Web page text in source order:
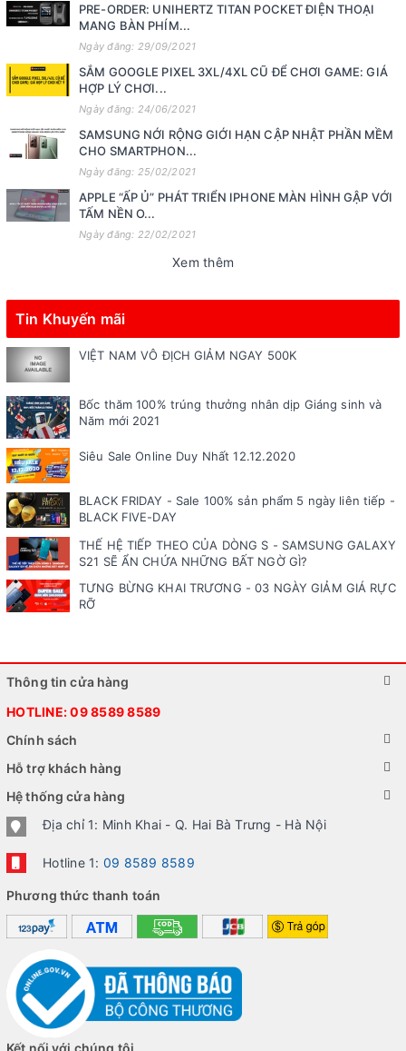
PRE-ORDER: UNIHERTZ TITAN POCKET ĐIỆN THOẠI
MANG BÀN PHÍM...
Ngày đăng: 29/09/2021
SẮM GOOGLE PIXEL 3XL/4XL CŨ ĐỂ CHƠI GAME: GIÁ
HỢP LÝ CHƠI...
Ngày đăng: 24/06/2021
SAMSUNG NỚI RỘNG GIỚI HẠN CẬP NHẬT PHẦN MỀM
CHO SMARTPHON...
Ngày đăng: 25/02/2021
APPLE “ẤP Ủ” PHÁT TRIỂN IPHONE MÀN HÌNH GẬP VỚI
TẤM NỀN O...
Ngày đăng: 22/02/2021
Xem thêm
Tin Khuyến mãi
VIỆT NAM VÔ ĐỊCH GIẢM NGAY 500K
Bốc thăm 100% trúng thưởng nhân dịp Giáng sinh và
Năm mới 2021
Siêu Sale Online Duy Nhất 12.12.2020
BLACK FRIDAY - Sale 100% sản phẩm 5 ngày liên tiếp -
BLACK FIVE-DAY
THẾ HỆ TIẾP THEO CỦA DÒNG S - SAMSUNG GALAXY
S21 SẼ ẨN CHỨA NHỮNG BẤT NGỜ GÌ?
TƯNG BỪNG KHAI TRƯƠNG - 03 NGÀY GIẢM GIÁ RỰC
RỠ
Thông tin cửa hàng
HOTLINE:09 8589 8589
Chính sách
Hỗ trợ khách hàng
Hệ thống cửa hàng
Địa chỉ 1: Minh Khai - Q. Hai Bà Trưng - Hà Nội
Hotline 1: 09 8589 8589
Phương thức thanh toán
Kết nối với chúng tôi